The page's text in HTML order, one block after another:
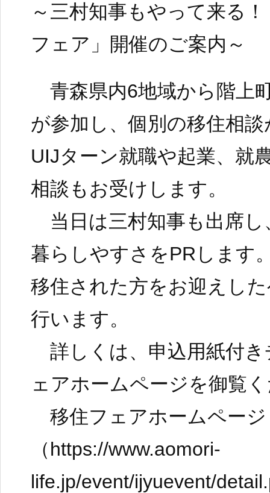
～三村知事もやって来る
フェア」開催のご案内～
青森県内6地域から階上
が参加し、個別の移住相
UIJターン就職や起業、就
相談もお受けします。
当日は三村知事も出席し
暮らしやすさをPRします
移住された方をお迎えし
行います。
詳しくは、申込用紙付き
ェアホームページを御覧
移住フェアホームページ
（https://www.aomori-
life.jp/event/ijyuevent/